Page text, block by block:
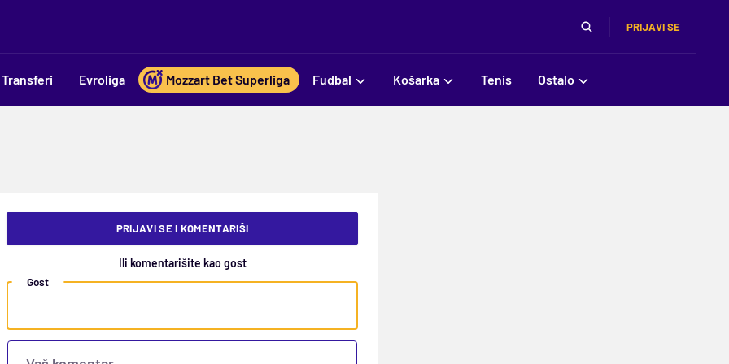
PRIJAVI SE
Transferi Evroliga Mozzart Bet Superliga Fudbal Košarka Tenis Ostalo
PRIJAVI SE I KOMENTARIŠI
Ili komentarišite kao gost
Gost